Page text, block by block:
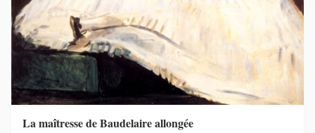
La maîtresse de Baudelaire allongée